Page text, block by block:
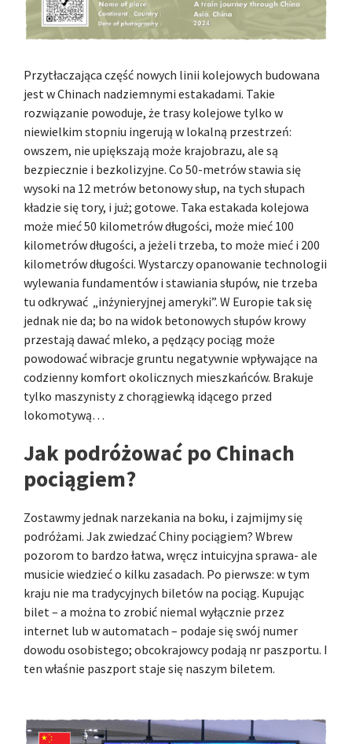
Przytłaczająca część nowych linii kolejowych budowana
jest w Chinach nadziemnymi estakadami. Takie
rozwiązanie powoduje, że trasy kolejowe tylko w
niewielkim stopniu ingerują w lokalną przestrzeń:
owszem, nie upiększają może krajobrazu, ale są
bezpiecznie i bezkolizyjne. Co 50-metrów stawia się
wysoki na 12 metrów betonowy słup, na tych słupach
kładzie się tory, i już; gotowe. Taka estakada kolejowa
może mieć 50 kilometrów długości, może mieć 100
kilometrów długości, a jeżeli trzeba, to może mieć i 200
kilometrów długości. Wystarczy opanowanie technologii
wylewania fundamentów i stawiania słupów, nie trzeba
tu odkrywać „inżynieryjnej ameryki”. W Europie tak się
jednak nie da; bo na widok betonowych słupów krowy
przestają dawać mleko, a pędzący pociąg może
powodować wibracje gruntu negatywnie wpływające na
codzienny komfort okolicznych mieszkańców. Brakuje
tylko maszynisty z chorągiewką idącego przed
lokomotywą…
Jak podróżować po Chinach
pociągiem?
Zostawmy jednak narzekania na boku, i zajmijmy się
podróżami. Jak zwiedzać Chiny pociągiem? Wbrew
pozorom to bardzo łatwa, wręcz intuicyjna sprawa- ale
musicie wiedzieć o kilku zasadach. Po pierwsze: w tym
kraju nie ma tradycyjnych biletów na pociąg. Kupując
bilet – a można to zrobić niemal wyłącznie przez
internet lub w automatach – podaje się swój numer
dowodu osobistego; obcokrajowcy podają nr paszportu. I
ten właśnie paszport staje się naszym biletem.